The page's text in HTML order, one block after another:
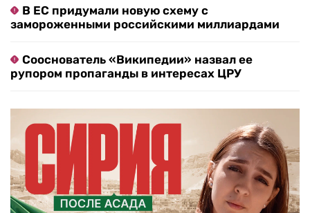
В ЕС придумали новую схему с
замороженными российскими миллиардами
Сооснователь «Википедии» назвал ее
рупором пропаганды в интересах ЦРУ